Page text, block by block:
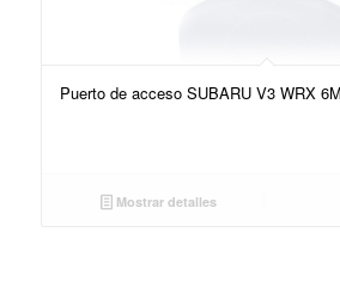
Puerto de acceso SUBARU V3 WRX
Mostrar detalles